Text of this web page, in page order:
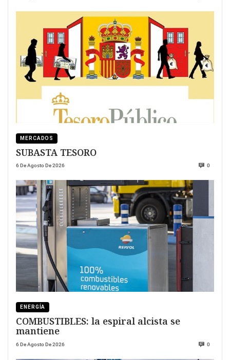
MERCADOS
SUBASTA TESORO
6 De Agosto De 2026 0
ENERGÍA
COMBUSTIBLES: la espiral alcista se
mantiene
6 De Agosto De 2026 0